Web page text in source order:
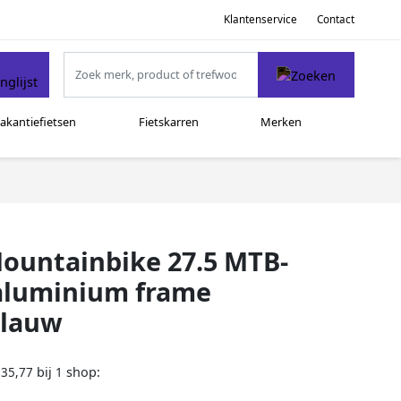
Klantenservice Contact
Fietskarren Merken
27.5 MTB-
frame
bij 1 shop: